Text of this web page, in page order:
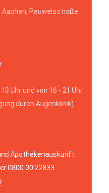
Pauwelsstraße
Uhr und von 16 - 21 Uhr
durch Augenklinik)
Apothekenauskunft:
0800 00 22833